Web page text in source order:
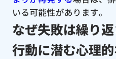
いる可能性があります。
なぜ失敗は繰り
行動に潜む心理